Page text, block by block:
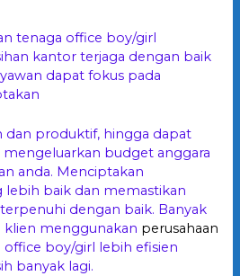
tenaga office boy/girl
kantor terjaga dengan baik
dapat fokus pada
dan produktif, hingga dapat
budget anggara
anda. Menciptakan
lebih baik dan memastikan
dengan baik. Banyak
klien menggunakan perusahaan
office boy/girl lebih efisien
banyak lagi.